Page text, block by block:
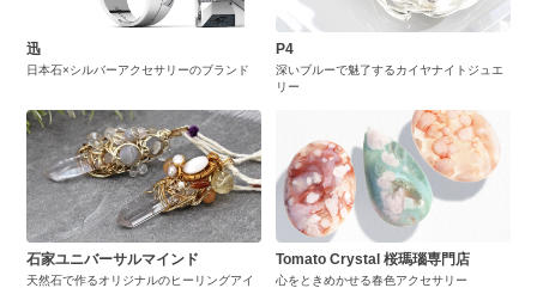
迅
日本石×シルバーアクセサリーのブランド
P4
深いブルーで魅了するカイヤナイトジュエ
リー
石家ユニバーサルマインド
天然石で作るオリジナルのヒーリングアイ
Tomato Crystal 桜瑪瑙専門店
心をときめかせる春色アクセサリー